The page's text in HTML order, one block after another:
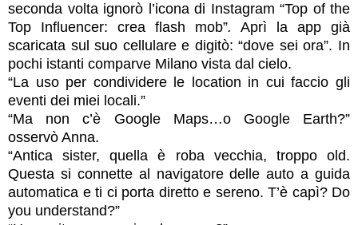
seconda volta ignorò l’icona di Instagram “Top of the
Top Influencer: crea flash mob”.Aprì la app già
scaricata sul suo cellulare e digitò: “dove sei ora”. In
pochi istanti comparve Milano vista dal cielo.
“La uso per condividere le location in cui faccio gli
eventi dei miei locali.”
“Ma non c’è Google Maps…o Google Earth?”
osservò Anna.
“Antica sister, quella è roba vecchia, troppo old.
Questa si connette al navigatore delle auto a guida
automatica e ti ci porta diretto e sereno. T’è capì? Do
you understand?”